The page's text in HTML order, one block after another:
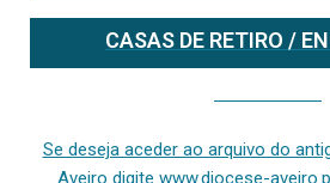
CASAS DE RETIRO /
Se deseja aceder ao arquivo do
Aveiro digite www.diocese-